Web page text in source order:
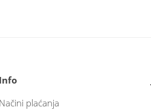
Info
Načini plaćanja